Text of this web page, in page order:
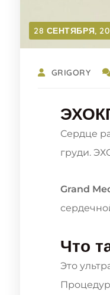
28 СЕНТЯБРЯ,
GRIGORY
Сердце
груди.
Grand
Что
Это